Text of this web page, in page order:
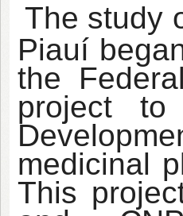
The study
Piauí
the
project to
medicinal
This